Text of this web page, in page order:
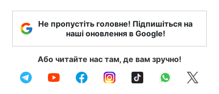
Не пропустіть головне! Підпишіться на
наші оновлення в Google!
Або читайте нас там, де вам зручно!